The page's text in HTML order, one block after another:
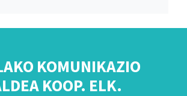
KOMUNIKAZIO
KOOP. ELK.